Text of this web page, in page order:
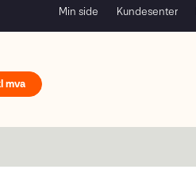
Min side Kundesenter